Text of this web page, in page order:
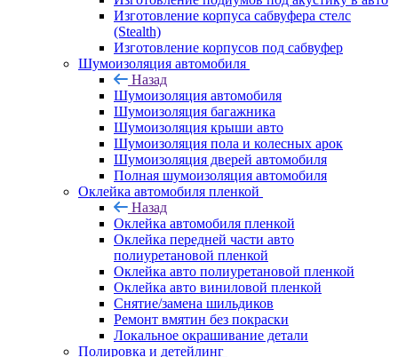
Изготовление корпуса сабвуфера стелс
(Stealth)
Изготовление корпусов под сабвуфер
Шумоизоляция автомобиля
Назад
Шумоизоляция автомобиля
Шумоизоляция багажника
Шумоизоляция крыши авто
Шумоизоляция пола и колесных арок
Шумоизоляция дверей автомобиля
Полная шумоизоляция автомобиля
Оклейка автомобиля пленкой
Назад
Оклейка автомобиля пленкой
Оклейка передней части авто
полиуретановой пленкой
Оклейка авто полиуретановой пленкой
Оклейка авто виниловой пленкой
Снятие/замена шильдиков
Ремонт вмятин без покраски
Локальное окрашивание детали
Полировка и детейлинг